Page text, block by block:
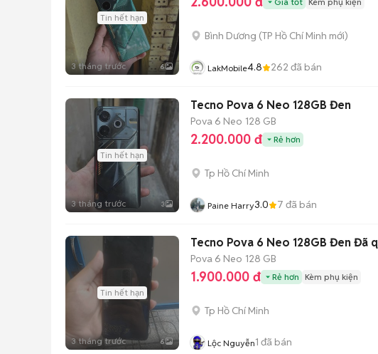
Tin hết hạn
3 tháng trước 6
Bình Dương (TP Hồ Chí Minh mới)
LakMobile4.8 262 đã bán
Tin hết hạn
3 tháng trước 3
Tecno Pova 6 Neo 128GB Đen
Pova 6 Neo 128 GB
2.200.000 đ Rẻ hơn
Tp Hồ Chí Minh
Paine Harry3.0 7 đã bán
Tin hết hạn
3 tháng trước 6
Tecno Pova 6 Neo 128GB Đen Đã
Pova 6 Neo 128 GB
1.900.000 đ Rẻ hơn Kèm phụ kiện
Tp Hồ Chí Minh
Lộc Nguyễn1 đã bán